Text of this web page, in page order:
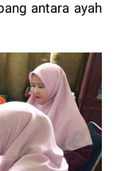
antara ayah